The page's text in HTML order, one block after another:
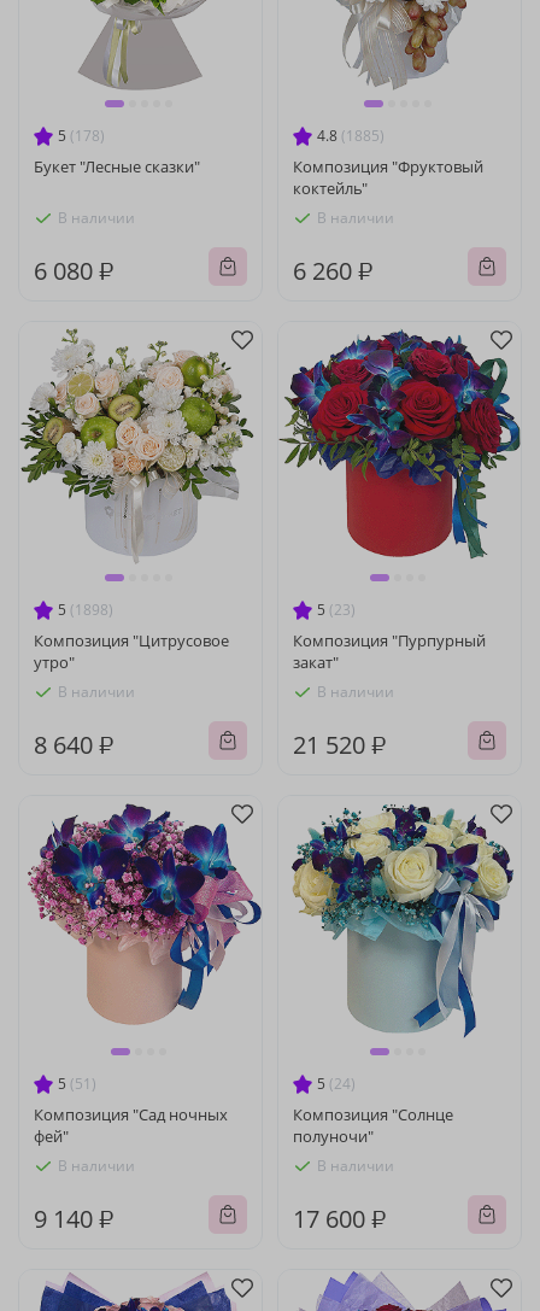
5 (178)
Букет "Лесные сказки"
В наличии
6 080 ₽
4.8 (1885)
Композиция "Фруктовый
коктейль"
В наличии
6 260 ₽
5 (1898)
Композиция "Цитрусовое
утро"
В наличии
8 640 ₽
5 (23)
Композиция "Пурпурный
закат"
В наличии
21 520 ₽
5 (51)
Композиция "Сад ночных
фей"
В наличии
9 140 ₽
5 (24)
Композиция "Солнце
полуночи"
В наличии
17 600 ₽